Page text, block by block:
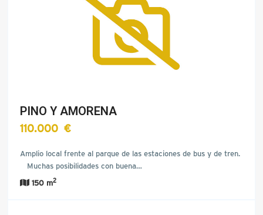
PINO Y AMORENA
110.000 €
Amplio local frente al parque de las estaciones de bus y de tren.
Muchas posibilidades con buena…
150 m2